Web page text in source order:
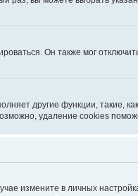
Он также мог
другие функции, такие,
удаление cookies
измените в личных